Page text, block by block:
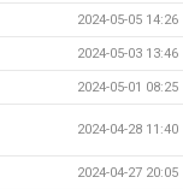
2024-05-05 14:26
2024-05-03 13:46
2024-05-01 08:25
2024-04-28 11:40
2024-04-27 20:05